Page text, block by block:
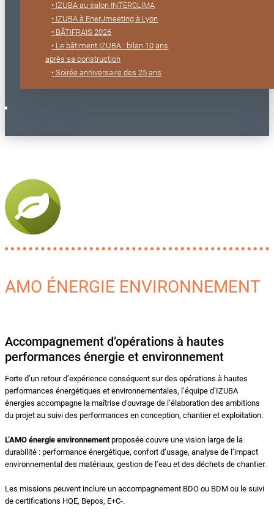
• IZUBA au salon INTERCLIMA
• IZUBA à EnerJmeeting à Lyon
• BÂTIFRAIS 2026
• Le bâtiment IZUBA : bilan 10 ans
après sa construction
• Soirée anniversaire des 25 ans
AMO ÉNERGIE ENVIRONNEMENT
Accompagnement d’opérations à hautes
performances énergie et environnement
Forte d’un retour d’expérience conséquent sur des opérations à hautes
performances énergétiques et environnementales, l’équipe d’IZUBA
énergies accompagne la maîtrise d’ouvrage de l’élaboration des ambitions
du projet au suivi des performances en conception, chantier et exploitation.
L’AMO énergie environnementproposée couvre une vision large de la
durabilité : performance énergétique, confort d’usage, analyse de l’impact
environnemental des matériaux, gestion de l’eau et des déchets de chantier.
Les missions peuvent inclure un accompagnement BDO ou BDM ou le suivi
de certifications HQE, Bepos, E+C-.